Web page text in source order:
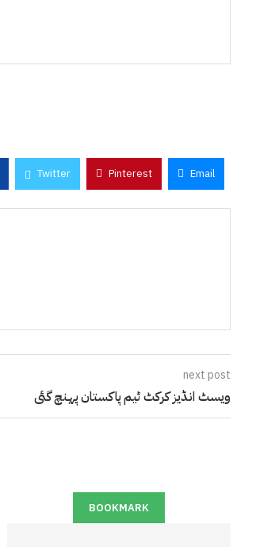
Twitter Pinterest Email
next post
ویسٹ انڈیز کرکٹ ٹیم پاکستان پہنچ گئی
BOOKMARK